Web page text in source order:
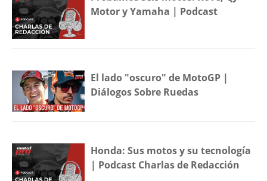
Motor y Yamaha | Podcast
El lado "oscuro" de MotoGP |
Diálogos Sobre Ruedas
Honda: Sus motos y su tecnología
| Podcast Charlas de Redacción